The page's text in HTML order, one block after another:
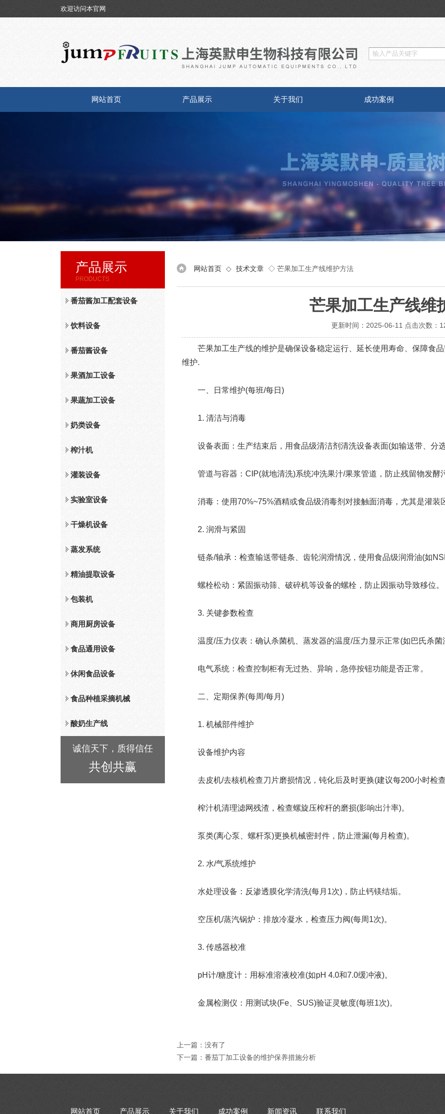
欢迎访问本官网
网站首页 产品展示 关于我们 成功案例
产品展示
PRODUCTS
番茄酱加工配套设备
饮料设备
番茄酱设备
果酒加工设备
果蔬加工设备
奶类设备
榨汁机
灌装设备
实验室设备
干燥机设备
蒸发系统
精油提取设备
包装机
商用厨房设备
食品通用设备
休闲食品设备
食品种植采摘机械
酸奶生产线
诚信天下，质得信任
共创共赢
网站首页 ◇ 技术文章 ◇ 芒果加工生产线维护方法
芒果加工生产线维
更新时间：2025-06-11 点击次数：
芒果加工生产线的维护是确保设备稳定运行、延长使用寿命、保障食品
维护.
一、日常维护(每班/每日)
1. 清洁与消毒
设备表面：生产结束后，用食品级清洁剂清洗设备表面(如输送带、分
管道与容器：CIP(就地清洗)系统冲洗果汁/果浆管道，防止残留物发酵
消毒：使用70%~75%酒精或食品级消毒剂对接触面消毒，尤其是灌装
2. 润滑与紧固
链条/轴承：检查输送带链条、齿轮润滑情况，使用食品级润滑油(如
螺栓松动：紧固振动筛、破碎机等设备的螺栓，防止因振动导致移位。
3. 关键参数检查
温度/压力仪表：确认杀菌机、蒸发器的温度/压力显示正常(如巴氏杀
电气系统：检查控制柜有无过热、异响，急停按钮功能是否正常。
二、定期保养(每周/每月)
1. 机械部件维护
设备维护内容
去皮机/去核机检查刀片磨损情况，钝化后及时更换(建议每200小时检
榨汁机清理滤网残渣，检查螺旋压榨杆的磨损(影响出汁率)。
泵类(离心泵、螺杆泵)更换机械密封件，防止泄漏(每月检查)。
2. 水/气系统维护
水处理设备：反渗透膜化学清洗(每月1次)，防止钙镁结垢。
空压机/蒸汽锅炉：排放冷凝水，检查压力阀(每周1次)。
3. 传感器校准
pH计/糖度计：用标准溶液校准(如pH 4.0和7.0缓冲液)。
金属检测仪：用测试块(Fe、SUS)验证灵敏度(每班1次)。
上一篇：没有了
下一篇： 番茄丁加工设备的维护保养措施分析
网站首页 产品展示 关于我们 成功案例 新闻资讯 联系我们